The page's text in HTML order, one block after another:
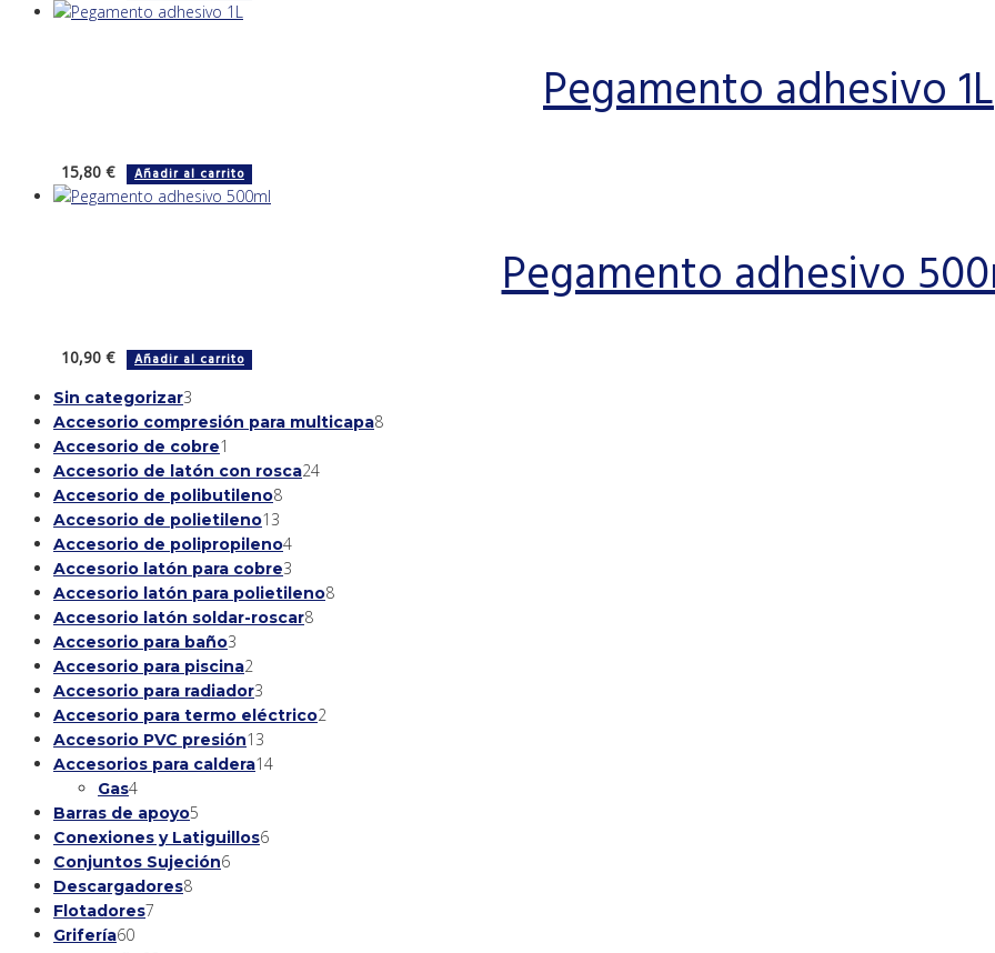
Pegamento adhesivo 1L
15,80 € Añadir al carrito
Pegamento adhesivo
10,90 €
Añadir al carrito
Sin categorizar3
productos
Accesorio compresión para multicapa88
Accesorio de cobre1
producto
Accesorio de latón con rosca2424
Accesorio de polibutileno88
Accesorio de polietileno13
productos
Accesorio de polipropileno44
Accesorio latón para cobre3
productos
Accesorio latón para polietileno88
Accesorio latón soldar-roscar88
Accesorio para baño3
productos
Accesorio para piscina2
productos
Accesorio para radiador3
productos
Accesorio para termo eléctrico2
Accesorio PVC presión13
productos
Accesorios para caldera1414
Gas44
productos
Barras de apoyo5
productos
Conexiones y Latiguillos66
Conjuntos Sujeción66
Descargadores88
Flotadores7
Grifería6060